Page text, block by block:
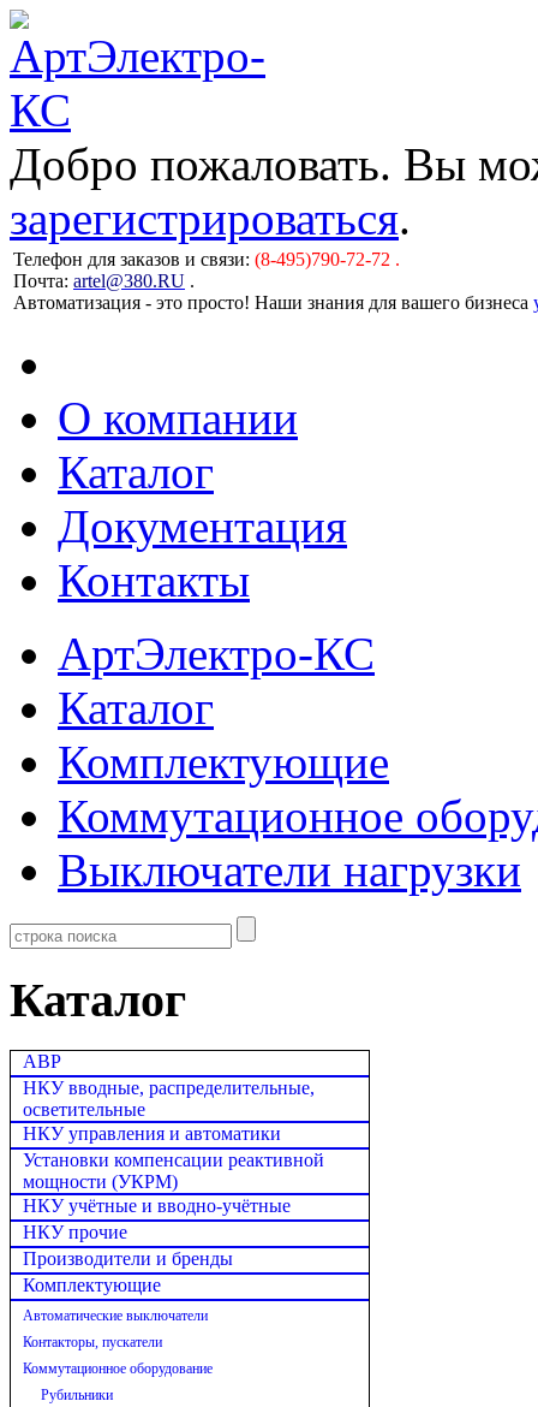
Добро пожаловать. Вы
зарегистрироваться.
Телефон для заказов и связи: (8-495)790-72-72 .
Почта: artel@380.RU .
Автоматизация - это просто! Наши знания для вашего бизнеса
О компании
Каталог
Документация
Контакты
АртЭлектро-КС
Каталог
Комплектующие
Коммутационное
Выключатели нагрузки
Каталог
АВР
НКУ вводные, распределительные,
осветительные
НКУ управления и автоматики
Установки компенсации реактивной
мощности (УКРМ)
НКУ учётные и вводно-учётные
НКУ прочие
Производители и бренды
Комплектующие
Автоматические выключатели
Контакторы, пускатели
Коммутационное оборудование
Рубильники